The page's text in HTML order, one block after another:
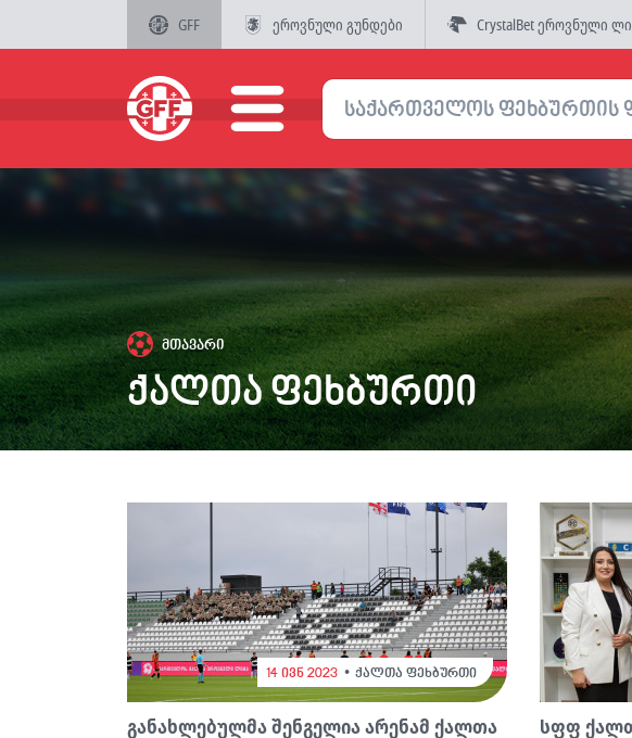
GFF ეროვნული გუნდები CrystalBet ეროვნული
მთავარი
ქალთა ფეხბურთი
14 ივნ 2023 ქალთა ფეხბურთი
განახლებულმა შენგელია არენამ ქალთა
სფფ